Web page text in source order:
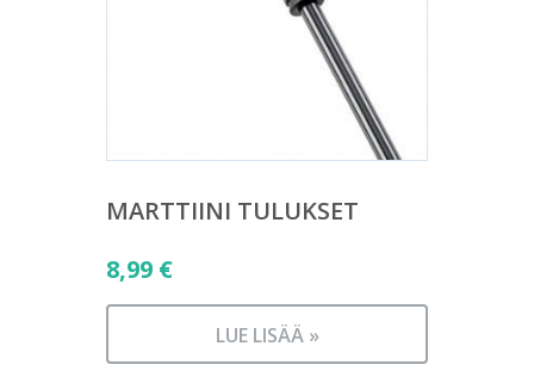
MARTTIINI TULUKSET
8,99 €
LUE LISÄÄ »